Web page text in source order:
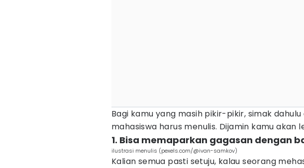
Bagi kamu yang masih pikir-pikir, simak
mahasiswa harus menulis. Dijamin kamu akan
1. Bisa memaparkan gagasan dengan
ilustrasi menulis (pexels.com/@ivan-samkov)
Kalian semua pasti setuju, kalau seorang